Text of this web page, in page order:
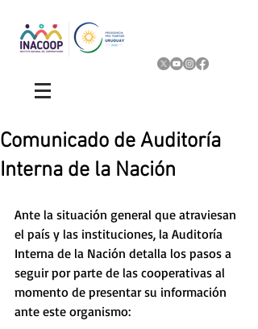
Comunicado de Auditoría
Interna de la Nación
Ante la situación general que atraviesan
el país y las instituciones, la Auditoría
Interna de la Nación detalla los pasos a
seguir por parte de las cooperativas al
momento de presentar su información
ante este organismo: